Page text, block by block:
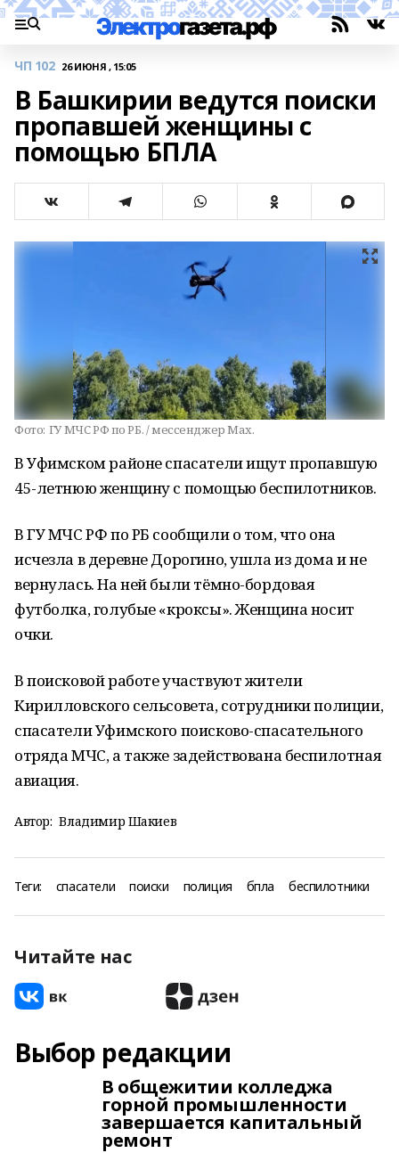
ЧП 102 26 ИЮНЯ , 15:05
В Башкирии ведутся поиски
пропавшей женщины с
помощью БПЛА
Фото: ГУ МЧС РФ по РБ. / мессенджер Мах.
В Уфимском районе спасатели ищут пропавшую
45-летнюю женщину с помощью беспилотников.
В ГУ МЧС РФ по РБ сообщили о том, что она
исчезла в деревне Дорогино, ушла из дома и не
вернулась. На ней были тёмно-бордовая
футболка, голубые «кроксы». Женщина носит
очки.
В поисковой работе участвуют жители
Кирилловского сельсовета, сотрудники полиции,
спасатели Уфимского поисково-спасательного
отряда МЧС, а также задействована беспилотная
авиация.
Автор: Владимир Шакиев
Теги: спасатели поиски полиция бпла беспилотники
Читайте нас
Выбор редакции
В общежитии колледжа
горной промышленности
завершается капитальный
ремонт